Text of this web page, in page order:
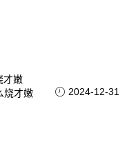
烧才嫩 2024-12-31